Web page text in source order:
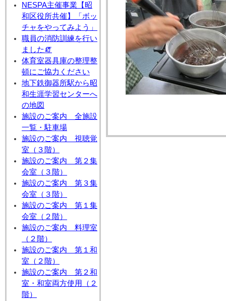
NESPA主催事業【昭
和区役所共催】「ボッ
チャをやってみよう」
職員の消防訓練を行い
ました🧯
体育室器具庫の整理整
頓にご協力ください
地下鉄御器所駅から昭
和生涯学習センターへ
の地図
施設のご案内 全施設
一覧・駐車場
施設のご案内 視聴覚
室（３階）
施設のご案内 第２集
会室（３階）
施設のご案内 第３集
会室（３階）
施設のご案内 第１集
会室（２階）
施設のご案内 料理室
（２階）
施設のご案内 第１和
室（２階）
施設のご案内 第２和
室・和室両方使用（２
階）